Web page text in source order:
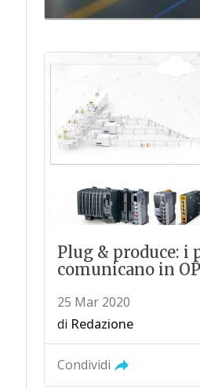
Plug & produce: i
comunicano in
25 Mar 2020
di Redazione
Condividi